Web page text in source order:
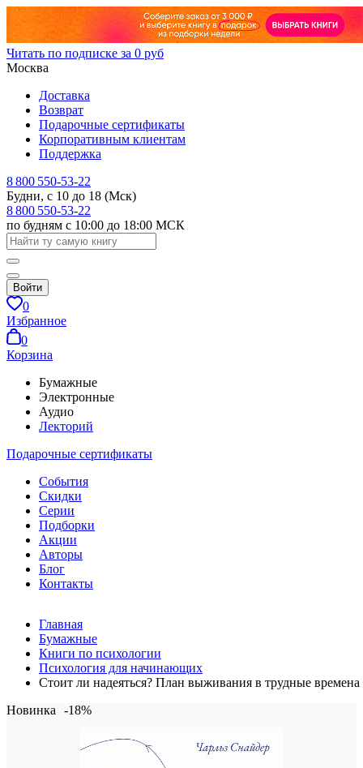
Читать по подписке за 0 руб
Москва
Доставка
Возврат
Подарочные сертификаты
Корпоративным клиентам
Поддержка
8 800 550-53-22
Будни, с 10 до 18 (Мск)
8 800 550-53-22
по будням с 10:00 до 18:00 МСК
Войти
0
Избранное
0
Корзина
Бумажные
Электронные
Аудио
Лекторий
Подарочные сертификаты
События
Скидки
Серии
Подборки
Акции
Авторы
Блог
Контакты
Главная
Бумажные
Книги по психологии
Психология для начинающих
Стоит ли надеяться? План выживания в трудные времена
Новинка
-18%